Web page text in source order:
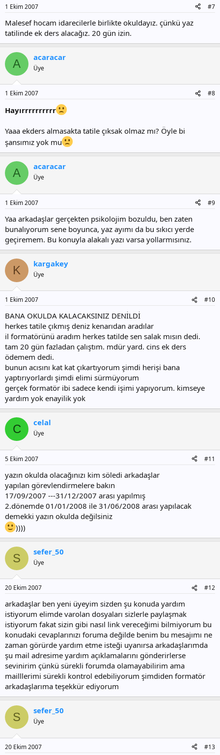
1 Ekim 2007 #7
Malesef hocam idarecilerle birlikte okuldayız. çünkü yaz
tatilinde ek ders alacağız. 20 gün izin.
A acaracar
Üye
1 Ekim 2007 #8
Hayırrrrrrrrrr
Yaaa ekders almasakta tatile çıksak olmaz mı? Öyle bi
şansımız yok mu
A acaracar
Üye
1 Ekim 2007 #9
Yaa arkadaşlar gerçekten psikolojim bozuldu, ben zaten
bunalıyorum sene boyunca, yaz ayımı da bu sıkıcı yerde
geçiremem. Bu konuyla alakalı yazı varsa yollarmısınız.
K kargakey
Üye
1 Ekim 2007 #10
BANA OKULDA KALACAKSINIZ DENİLDİ
herkes tatile çıkmış deniz kenarıdan aradılar
il formatörünü aradım herkes tatilde sen salak mısın dedi.
tam 20 gün fazladan çalıştım. mdür yard. cins ek ders
ödemem dedi.
bunun acısını kat kat çıkartıyorum şimdi herişi bana
yaptırıyorlardı şimdi elimi sürmüyorum
gerçek formatör ibi sadece kendi işimi yapıyorum. kimseye
yardım yok enayilik yok
C celal
Üye
5 Ekim 2007 #11
yazın okulda olacağınızı kim söledi arkadaşlar
yapılan görevlendirmelere bakın
17/09/2007 ---31/12/2007 arası yapılmış
2.dönemde 01/01/2008 ile 31/06/2008 arası yapılacak
demekki yazın okulda değilsiniz
))))
S sefer_50
Üye
20 Ekim 2007 #12
arkadaşlar ben yeni üyeyim sizden şu konuda yardım
istiyorum elimde varolan dosyaları sizlerle paylaşmak
istiyorum fakat sizin gibi nasıl link vereceğimi bilmiyorum bu
konudaki cevaplarınızı foruma değilde benim bu mesajımı ne
zaman görürde yardım etme isteği uyanırsa arkadaşlarımda
şu mail adresime yardım açıklamalarını gönderirlerse
sevinirim çünkü sürekli forumda olamayabilirim ama
mailllerimi sürekli kontrol edebiliyorum şimdiden formatör
arkadaşlarıma teşekkür ediyorum
S sefer_50
Üye
20 Ekim 2007 #13